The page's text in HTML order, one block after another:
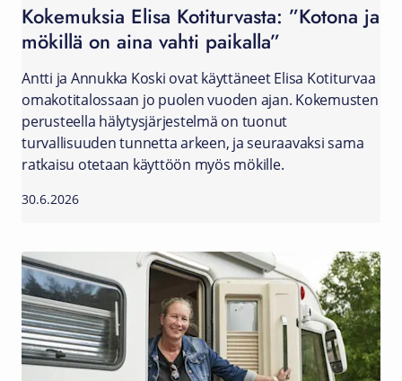
Kokemuksia Elisa Kotiturvasta: ”Kotona ja
mökillä on aina vahti paikalla”
Antti ja Annukka Koski ovat käyttäneet Elisa Kotiturvaa
omakotitalossaan jo puolen vuoden ajan. Kokemusten
perusteella hälytysjärjestelmä on tuonut
turvallisuuden tunnetta arkeen, ja seuraavaksi sama
ratkaisu otetaan käyttöön myös mökille.
30.6.2026